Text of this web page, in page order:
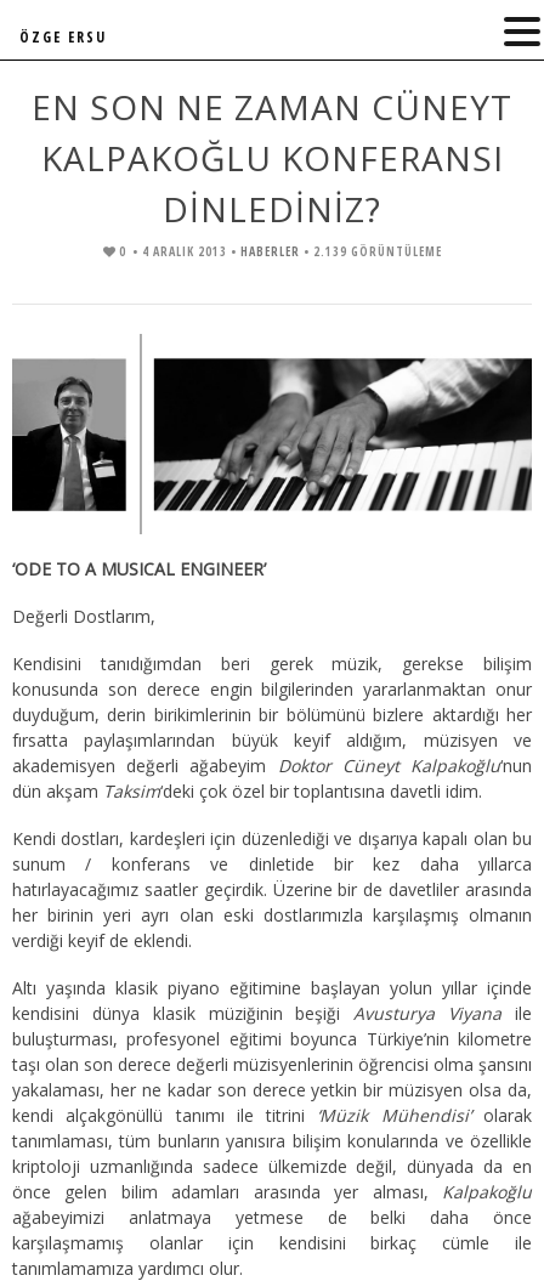
EN SON NE ZAMAN CÜNEYT
KALPAKOĞLU KONFERANSI
DINLEDINIZ?
0 • 4 ARALIK 2013 • HABERLER • 2.139 GÖRÜNTÜLEME
‘ODE TO A MUSICAL ENGINEER’
Değerli Dostlarım,
Kendisini tanıdığımdan beri gerek müzik, gerekse bilişim
konusunda son derece engin bilgilerinden yararlanmaktan onur
duyduğum, derin birikimlerinin bir bölümünü bizlere aktardığı her
fırsatta paylaşımlarından büyük keyif aldığım, müzisyen ve
akademisyen değerli ağabeyim Doktor Cüneyt Kalpakoğlu‘nun
dün akşam Taksim‘deki çok özel bir toplantısına davetli idim.
Kendi dostları, kardeşleri için düzenlediği ve dışarıya kapalı olan bu
sunum / konferans ve dinletide bir kez daha yıllarca
hatırlayacağımız saatler geçirdik. Üzerine bir de davetliler arasında
her birinin yeri ayrı olan eski dostlarımızla karşılaşmış olmanın
verdiği keyif de eklendi.
Altı yaşında klasik piyano eğitimine başlayan yolun yıllar içinde
kendisini dünya klasik müziğinin beşiği Avusturya Viyana ile
buluşturması, profesyonel eğitimi boyunca Türkiye’nin kilometre
taşı olan son derece değerli müzisyenlerinin öğrencisi olma şansını
yakalaması, her ne kadar son derece yetkin bir müzisyen olsa da,
kendi alçakgönüllü tanımı ile titrini ‘Müzik Mühendisi’olarak
tanımlaması, tüm bunların yanısıra bilişim konularında ve özellikle
kriptoloji uzmanlığında sadece ülkemizde değil, dünyada da en
önce gelen bilim adamları arasında yer alması, Kalpakoğlu
ağabeyimizi anlatmaya yetmese de belki daha önce
karşılaşmamış olanlar için kendisini birkaç cümle ile
tanımlamamıza yardımcı olur.
ÖZGE ERSU